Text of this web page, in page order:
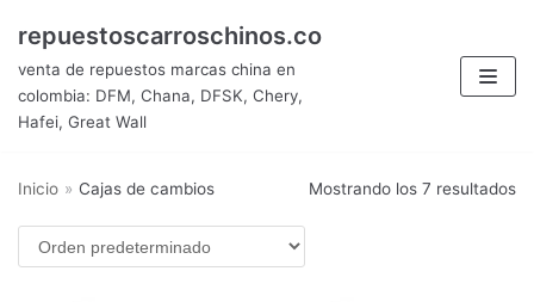
Saltar
contenido
repuestoscarroschinos.co
venta de repuestos marcas china en
colombia: DFM, Chana, DFSK, Chery,
Hafei, Great Wall
Inicio » Cajas de cambios Mostrando los 7 resultados